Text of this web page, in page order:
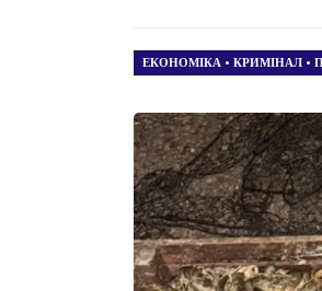
ЕКОНОМІКА • КРИМІНАЛ •